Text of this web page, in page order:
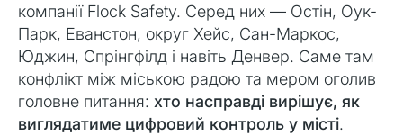
компанії Flock Safety. Серед них — Остін, Оук-
Парк, Еванстон, округ Хейс, Сан-Маркос,
Юджин, Спрінгфілд і навіть Денвер. Саме там
конфлікт між міською радою та мером оголив
головне питання: хто насправді вирішує, як
виглядатиме цифровий контроль у місті.